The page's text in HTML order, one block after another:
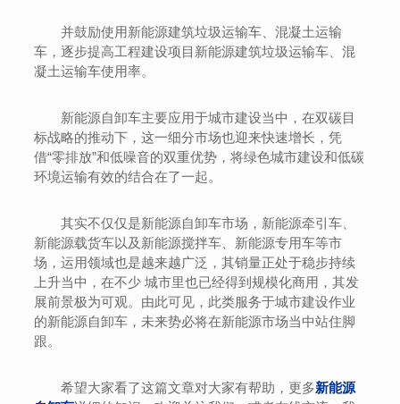
并鼓励使用新能源建筑垃圾运输车、混凝土运输
车，逐步提高工程建设项目新能源建筑垃圾运输车、混
凝土运输车使用率。
新能源自卸车主要应用于城市建设当中，在双碳目
标战略的推动下，这一细分市场也迎来快速增长，凭
借“零排放”和低噪音的双重优势，将绿色城市建设和低碳
环境运输有效的结合在了一起。
其实不仅仅是新能源自卸车市场，新能源牵引车、
新能源载货车以及新能源搅拌车、新能源专用车等市
场，运用领域也是越来越广泛，其销量正处于稳步持续
上升当中，在不少 城市里也已经得到规模化商用，其发
展前景极为可观。由此可见，此类服务于城市建设作业
的新能源自卸车，未来势必将在新能源市场当中站住脚
跟。
希望大家看了这篇文章对大家有帮助，更多新能源